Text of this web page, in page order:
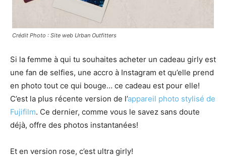
Crédit Photo : Site web Urban Outfitters
Si la femme à qui tu souhaites acheter un cadeau girly est
une fan de selfies, une accro à Instagram et qu’elle prend
en photo tout ce qui bouge… ce cadeau est pour elle!
C’est la plus récente version de l’appareil photo stylisé de
Fujifilm. Ce dernier, comme vous le savez sans doute
déjà, offre des photos instantanées!
Et en version rose, c’est ultra girly!